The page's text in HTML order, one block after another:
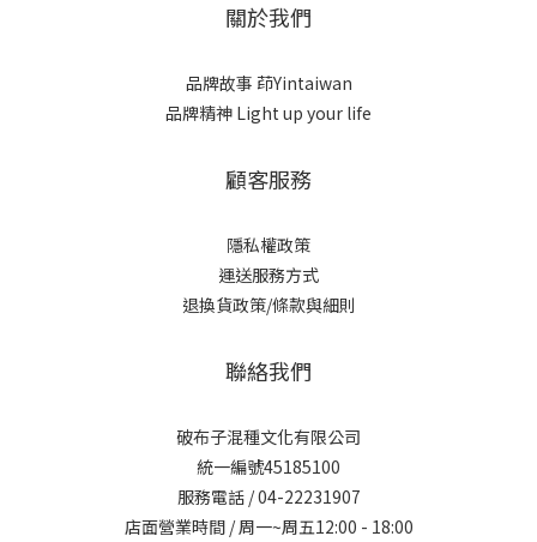
關於我們
品牌故事 茚Yintaiwan
品牌精神 Light up your life
顧客服務
隱私權政策
運送服務方式
退換貨政策/條款與細則
聯絡我們
破布子混種文化有限公司
統一編號45185100
服務電話 / 04-22231907
店面營業時間 / 周一~周五12:00 - 18:00